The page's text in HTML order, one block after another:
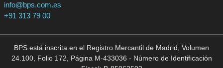
info@bps.com.es
+91 313 79 00
BPS está inscrita en el Registro Mercantil de Madrid, Volumen
24.100, Folio 172, Página M-433036 - Número de Identificación